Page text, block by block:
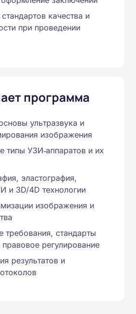
качества и
при проведении
программа
ультразвука и
изображения
типы УЗИ‑аппаратов и их
эластография,
и 3D/4D технологии
изображения и
требования, стандарты
регулирование
результатов и